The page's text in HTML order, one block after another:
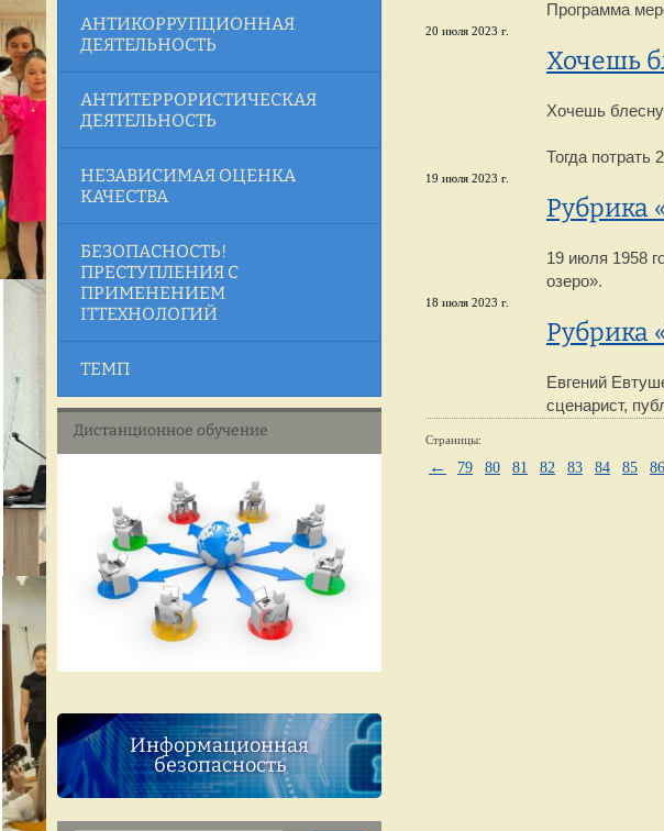
АНТИКОРРУПЦИОННАЯ
ДЕЯТЕЛЬНОСТЬ
АНТИТЕРРОРИСТИЧЕСКАЯ
ДЕЯТЕЛЬНОСТЬ
НЕЗАВИСИМАЯ ОЦЕНКА
КАЧЕСТВА
БЕЗОПАСНОСТЬ!
ПРЕСТУПЛЕНИЯ С
ПРИМЕНЕНИЕМ
ITТЕХНОЛОГИЙ
ТЕМП
Дистанционное обучение
Информационная
безопасность
Программа
20 июля 2023 г.
Хочешь
Хочешь
Тогда
19 июля 2023 г.
Рубрика
19 июля 1958
озеро».
18 июля 2023 г.
Рубрика
Евгений
сценарист,
Страницы:
← 79 80 81 82 83 84 85 86